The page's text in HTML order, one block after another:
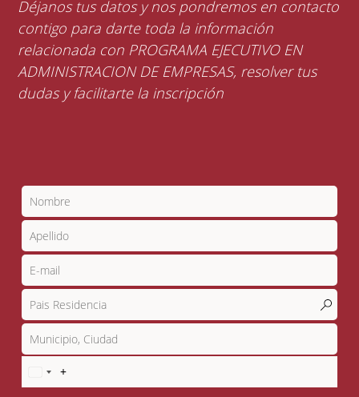
Déjanos tus datos y nos pondremos en contacto
contigo para darte toda la información
relacionada con PROGRAMA EJECUTIVO EN
ADMINISTRACION DE EMPRESAS, resolver tus
dudas y facilitarte la inscripción